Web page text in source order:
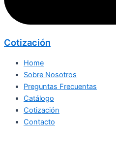
Cotización
Home
Sobre Nosotros
Preguntas Frecuentas
Catálogo
Cotización
Contacto